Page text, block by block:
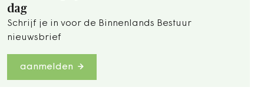
dag
Schrijf je in voor de Binnenlands Bestuur
nieuwsbrief
aanmelden